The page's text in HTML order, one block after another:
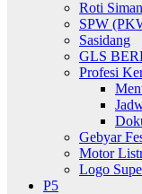
Roti
SPW
Sasidang
GLS
Profesi
Gebyar
Motor
Logo
P5